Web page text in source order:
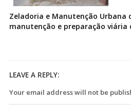
Zeladoria e Manutenção Urbana
manutenção e preparação viária
LEAVE A REPLY:
Your email address will not be